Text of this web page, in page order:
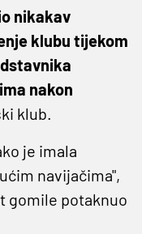
nikakav
klubu tijekom
nakon
klub.
je imala
navijačima",
gomile potaknuo